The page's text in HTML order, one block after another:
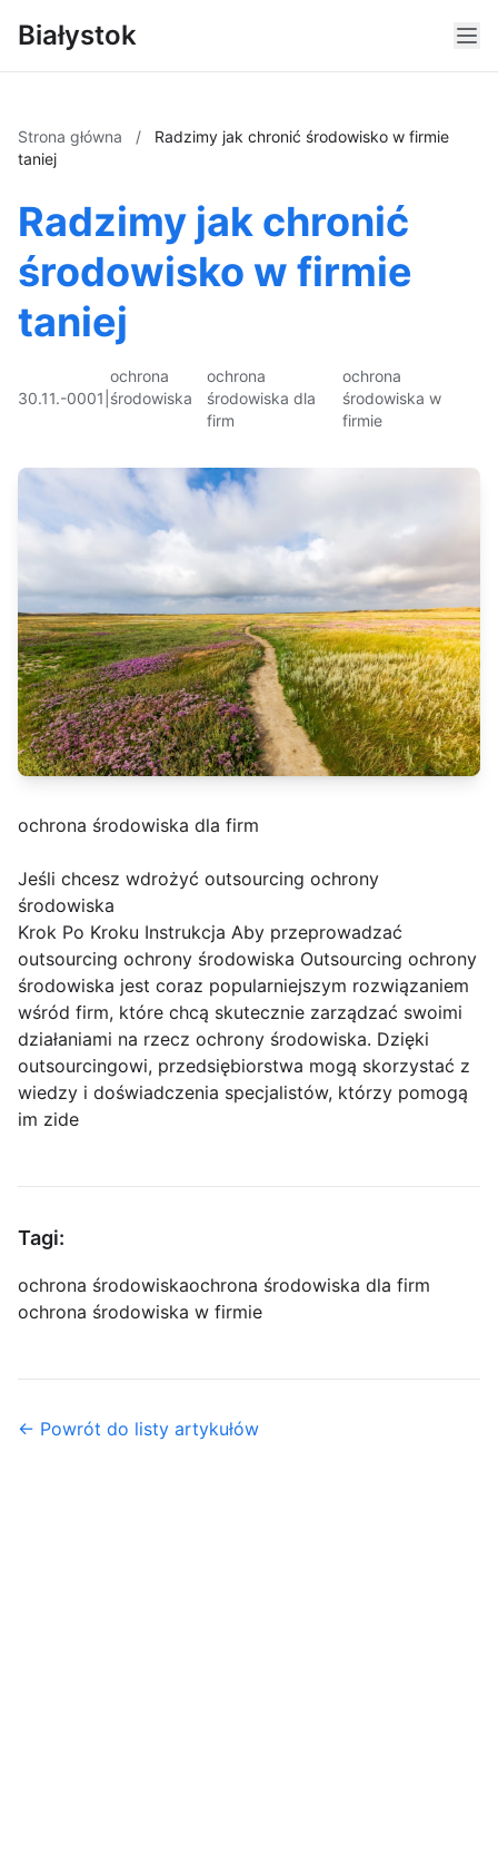
Białystok
Strona główna /
Radzimy jak chronić środowisko w firmie
taniej
Radzimy jak chronić
środowisko w firmie
taniej
30.11.-0001
ochrona
środowiska
ochrona
środowiska dla
firm
ochrona
środowiska w
firmie
ochrona środowiska dla firm
Jeśli chcesz wdrożyć outsourcing ochrony
środowiska
Krok Po Kroku Instrukcja Aby przeprowadzać
outsourcing ochrony środowiska Outsourcing ochrony
środowiska jest coraz popularniejszym rozwiązaniem
wśród firm, które chcą skutecznie zarządzać swoimi
działaniami na rzecz ochrony środowiska. Dzięki
outsourcingowi, przedsiębiorstwa mogą skorzystać z
wiedzy i doświadczenia specjalistów, którzy pomogą
im zide
Tagi:
ochrona środowiskaochrona środowiska dla firm
ochrona środowiska w firmie
← Powrót do listy artykułów